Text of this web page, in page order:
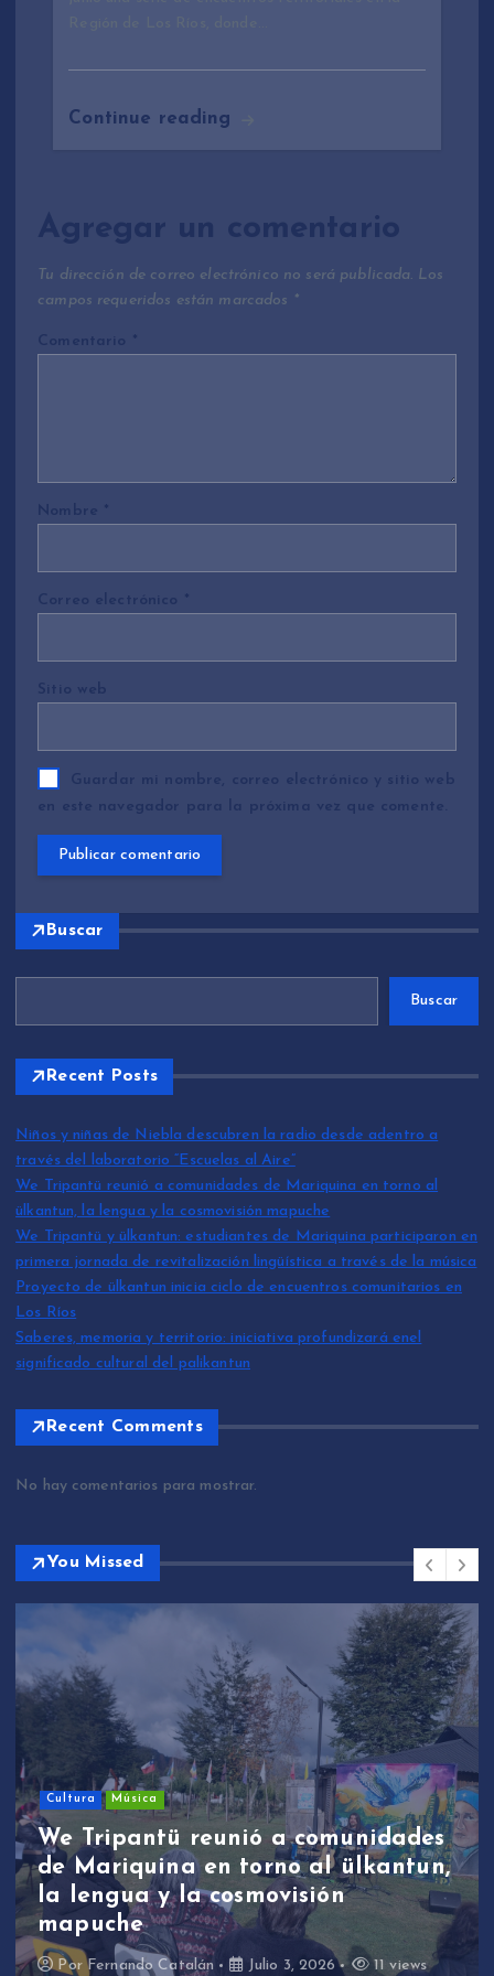
Continue reading
Agregar un comentario
Tu dirección de correo electrónico no será publicada. Los
campos requeridos están marcados *
Comentario *
Nombre *
Correo electrónico *
Sitio web
Guardar mi nombre, correo electrónico y sitio web
en este navegador para la próxima vez que comente.
Buscar
Buscar
Recent Posts
Niños y niñas de Niebla descubren la radio desde adentro a
través del laboratorio “Escuelas al Aire”
We Tripantü reunió a comunidades de Mariquina en torno al
ülkantun, la lengua y la cosmovisión mapuche
We Tripantü y ülkantun: estudiantes de Mariquina participaron en
primera jornada de revitalización lingüística a través de la música
Proyecto de ülkantun inicia ciclo de encuentros comunitarios en
Los Ríos
Saberes, memoria y territorio: iniciativa profundizará enel
significado cultural del palikantun
Recent Comments
No hay comentarios para mostrar.
You Missed
Cultura Música
We Tripantü reunió a comunidades
de Mariquina en torno al ülkantun,
la lengua y la cosmovisión
mapuche
Por Fernando Catalán Julio 3, 2026 11 views